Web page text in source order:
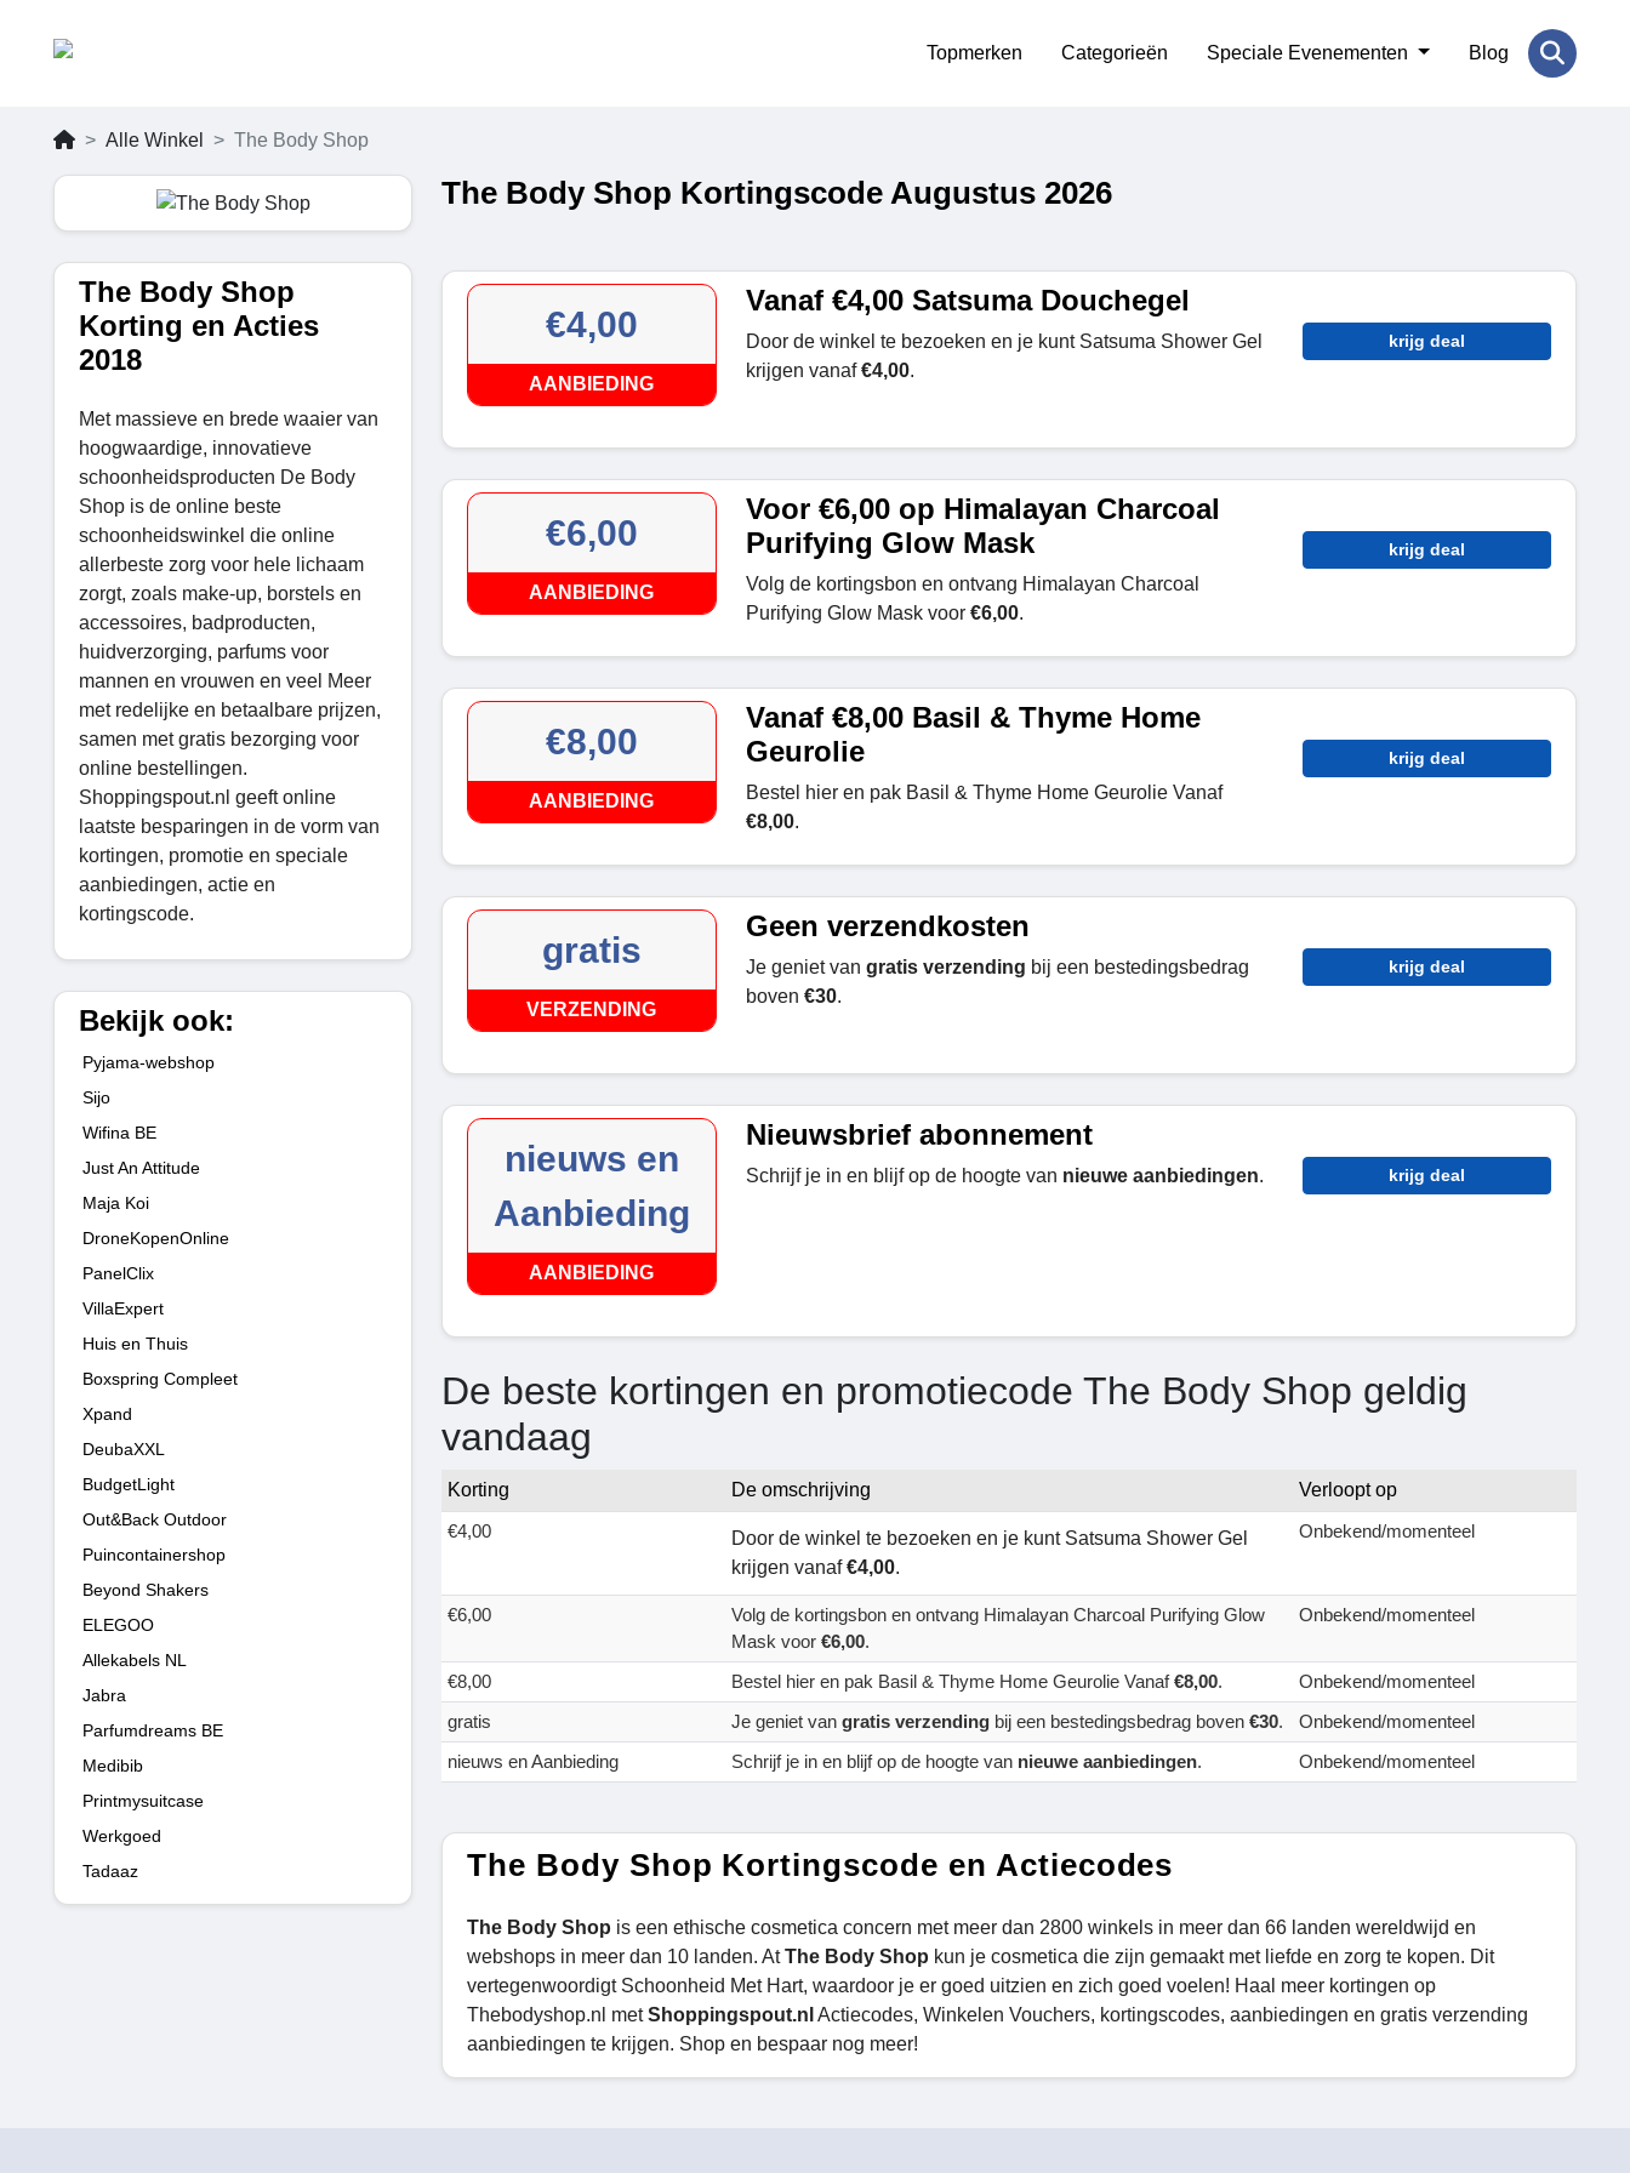
Topmerken Categorieën Speciale Evenementen Blog
Alle Winkel The Body Shop
The Body Shop
Korting en Acties
2018
Met massieve en brede waaier van
hoogwaardige, innovatieve
schoonheidsproducten De Body
Shop is de online beste
schoonheidswinkel die online
allerbeste zorg voor hele lichaam
zorgt, zoals make-up, borstels en
accessoires, badproducten,
huidverzorging, parfums voor
mannen en vrouwen en veel Meer
met redelijke en betaalbare prijzen,
samen met gratis bezorging voor
online bestellingen.
Shoppingspout.nl geeft online
laatste besparingen in de vorm van
kortingen, promotie en speciale
aanbiedingen, actie en
kortingscode.
Bekijk ook:
Pyjama-webshop
Sijo
Wifina BE
Just An Attitude
Maja Koi
DroneKopenOnline
PanelClix
VillaExpert
Huis en Thuis
Boxspring Compleet
Xpand
DeubaXXL
BudgetLight
Out&Back Outdoor
Puincontainershop
Beyond Shakers
ELEGOO
Allekabels NL
Jabra
Parfumdreams BE
Medibib
Printmysuitcase
Werkgoed
Tadaaz
The Body Shop Kortingscode Augustus 2026
€4,00
AANBIEDING
Vanaf €4,00 Satsuma Douchegel
Door de winkel te bezoeken en je kunt Satsuma Shower Gel
krijgen vanaf€4,00.
krijg deal
€6,00
AANBIEDING
Voor €6,00 op Himalayan Charcoal
Purifying Glow Mask
Volg de kortingsbon en ontvang Himalayan Charcoal
Purifying Glow Mask voor €6,00.
krijg deal
€8,00
AANBIEDING
Vanaf €8,00 Basil & Thyme Home
Geurolie
Bestel hier en pak Basil & Thyme Home Geurolie Vanaf
€8,00.
krijg deal
gratis
VERZENDING
Geen verzendkosten
Je geniet van gratis verzending bij een bestedingsbedrag
boven €30.
krijg deal
nieuws en
Aanbieding
AANBIEDING
Nieuwsbrief abonnement
Schrijf je in en blijf op de hoogte van nieuwe aanbiedingen. krijg deal
De beste kortingen en promotiecode The Body Shop geldig
vandaag
Korting De omschrijving
Verloopt op
€4,00
Door de winkel te bezoeken en je kunt Satsuma Shower Gel
krijgen vanaf€4,00.
Onbekend/momenteel
€6,00
Volg de kortingsbon en ontvang Himalayan Charcoal Purifying Glow
Mask voor €6,00.
Onbekend/momenteel
€8,00 Bestel hier en pak Basil & Thyme Home Geurolie Vanaf€8,00.
Onbekend/momenteel
gratis
Je geniet van gratis verzending bij een bestedingsbedrag boven €30.
Onbekend/momenteel
nieuws en Aanbieding
Schrijf je in en blijf op de hoogte van nieuwe aanbiedingen. Onbekend/momenteel
The Body Shop Kortingscode en Actiecodes
The Body Shop is een ethische cosmetica concern met meer dan 2800 winkels in meer dan 66 landen wereldwijd en
webshops in meer dan 10 landen. AtThe Body Shop kun je cosmetica die zijn gemaakt met liefde en zorg te kopen. Dit
vertegenwoordigt Schoonheid Met Hart, waardoor je er goed uitzien en zich goed voelen! Haal meer kortingen op
Thebodyshop.nl metShoppingspout.nl Actiecodes, Winkelen Vouchers, kortingscodes, aanbiedingen en gratis verzending
aanbiedingen te krijgen. Shop en bespaar nog meer!